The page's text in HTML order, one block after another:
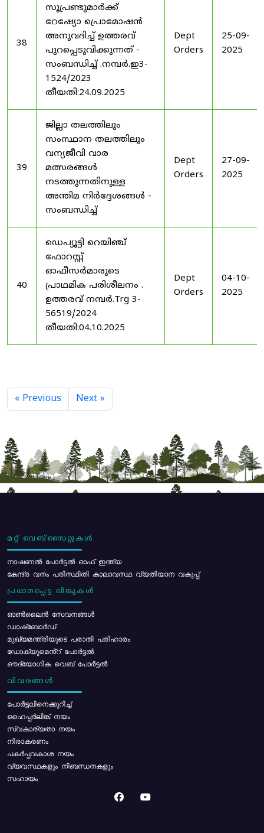
38
സൂപ്രണ്ടുമാർക്ക്
റേഷ്യോ പ്രൊമോഷൻ
അനുവദിച്ച് ഉത്തരവ്
പുറപ്പെടുവിക്കുന്നത് -
സംബന്ധിച്ച് .നമ്പർ.ഇ3-
1524/2023
തീയതി:24.09.2025
Dept
Orders
25-09-
2025
39
ജില്ലാ തലത്തിലും
സംസ്ഥാന തലത്തിലും
വന്യജീവി വാര
മത്സരങ്ങൾ
നടത്തുന്നതിനുള്ള
അന്തിമ നിർദ്ദേശങ്ങൾ -
സംബന്ധിച്ച്
Dept
Orders
27-09-
2025
40
ഡെപ്യൂട്ടി റെയിഞ്ച്
ഫോറസ്റ്റ്
ഓഫീസർമാരുടെ
പ്രാഥമിക പരിശീലനം .
ഉത്തരവ് നമ്പർ.Trg 3-
56519/2024
തീയതി:04.10.2025
Dept
Orders
04-10-
2025
« Previous Next »
മറ്റ് വെബ്സൈറ്റുകൾ
നാഷണൽ പോർട്ടൽ ഓഫ് ഇന്ത്യ
കേന്ദ്ര വനം പരിസ്ഥിതി കാലാവസ്ഥ വ്യതിയാന വകുപ്പ്
പ്രധാനപ്പെട്ട ലിങ്കുകൾ
ഓൺലൈൻ സേവനങ്ങൾ
ഡാഷ്ബോർഡ്
മുഖ്യമന്ത്രിയുടെ പരാതി പരിഹാരം
ഡോക്യുമെൻ്റ് പോർട്ടൽ
ഔദ്യോഗിക വെബ് പോർട്ടൽ
വിവരങ്ങൾ
പോര്‍ട്ടലിനെക്കുറിച്ച്
ഹൈപ്പർലിങ്ക് നയം
സ്വകാര്യതാ നയം
നിരാകരണം
പകർപ്പവകാശ നയം
വ്യവസ്ഥകളും നിബന്ധനകളും
സഹായം